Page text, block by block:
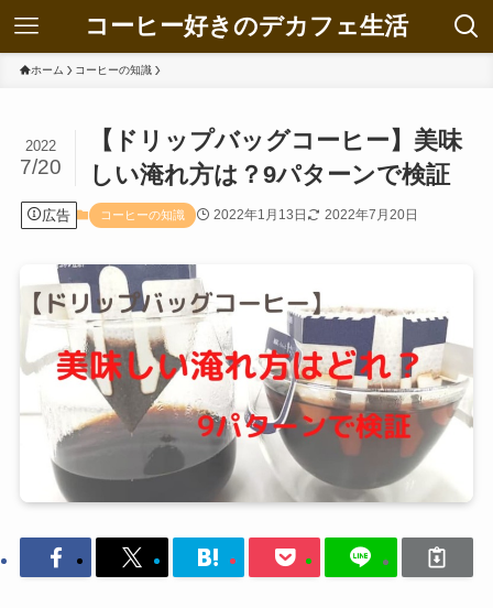
コーヒー好きのデカフェ生活
ホーム コーヒーの知識
【ドリップバッグコーヒー】美味
しい淹れ方は？9パターンで検証
2022
7/20
広告 コーヒーの知識 2022年1月13日 2022年7月20日